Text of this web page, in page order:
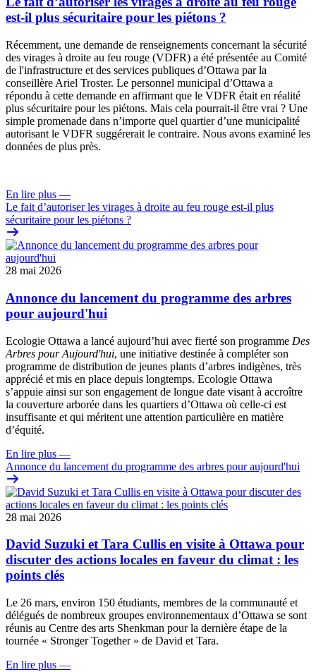
est-il plus sécuritaire pour les piétons ?
Récemment, une demande de renseignements concernant la sécurité
des virages à droite au feu rouge (VDFR) a été présentée au Comité
de l'infrastructure et des services publiques d’Ottawa par la
conseillère Ariel Troster. Le personnel municipal d’Ottawa a
répondu à cette demande en affirmant que le VDFR était en réalité
plus sécuritaire pour les piétons. Mais cela pourrait-il être vrai ? Une
simple promenade dans n’importe quel quartier d’une municipalité
autorisant le VDFR suggérerait le contraire. Nous avons examiné les
données de plus près.
En lire plus —
Le fait d’autoriser les virages à droite au feu rouge est-il plus
sécuritaire pour les piétons ?
28 mai 2026
Annonce du lancement du programme des arbres
pour aujourd'hui
Ecologie Ottawa a lancé aujourd’hui avec fierté son programme Des
Arbres pour Aujourd'hui, une initiative destinée à compléter son
programme de distribution de jeunes plants d’arbres indigènes, très
apprécié et mis en place depuis longtemps. Ecologie Ottawa
s’appuie ainsi sur son engagement de longue date visant à accroître
la couverture arborée dans les quartiers d’Ottawa où celle-ci est
insuffisante et qui méritent une attention particulière en matière
d’équité.
En lire plus —
Annonce du lancement du programme des arbres pour aujourd'hui
28 mai 2026
David Suzuki et Tara Cullis en visite à Ottawa pour
discuter des actions locales en faveur du climat : les
points clés
Le 26 mars, environ 150 étudiants, membres de la communauté et
délégués de nombreux groupes environnementaux d’Ottawa se sont
réunis au Centre des arts Shenkman pour la dernière étape de la
tournée « Stronger Together » de David et Tara.
En lire plus —